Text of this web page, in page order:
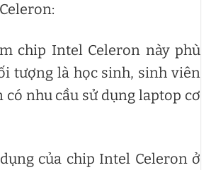
chip Intel Celeron này phù
tượng là học sinh, sinh viên
có nhu cầu sử dụng laptop cơ
của chip Intel Celeron ở